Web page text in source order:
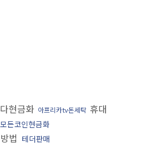
현금화 아프리카tv돈세탁 휴대
모든코인현금화
법 테더판매